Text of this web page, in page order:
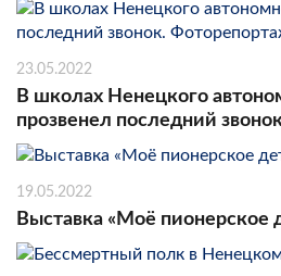
23.05.2022
В школах Ненецкого
прозвенел последний
19.05.2022
Выставка «Моё пионерское